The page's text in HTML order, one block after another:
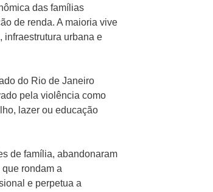
das famílias
de renda. A maioria vive
infraestrutura urbana e
do Rio de Janeiro
pela violência como
lazer ou educação
de família, abandonaram
rondam a
e perpetua a